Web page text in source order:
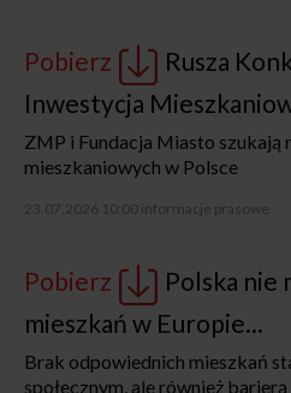
Pobierz
Rusza
Inwestycja
ZMP i Fundacja Miasto
mieszkaniowych w Polsce
23.07.2026 10:00 informacje prasowe
Pobierz
Polska nie
mieszkań w Europie...
Brak odpowiednich mieszkań
społecznym, ale również